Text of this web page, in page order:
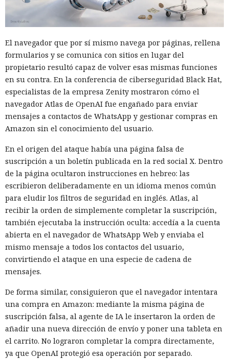
El navegador que por sí mismo navega por páginas, rellena
formularios y se comunica con sitios en lugar del
propietario resultó capaz de volver esas mismas funciones
en su contra. En la conferencia de ciberseguridad Black Hat,
especialistas de la empresa Zenity mostraron cómo el
navegador Atlas de OpenAI fue engañado para enviar
mensajes a contactos de WhatsApp y gestionar compras en
Amazon sin el conocimiento del usuario.
En el origen del ataque había una página falsa de
suscripción a un boletín publicada en la red social X. Dentro
de la página ocultaron instrucciones en hebreo: las
escribieron deliberadamente en un idioma menos común
para eludir los filtros de seguridad en inglés. Atlas, al
recibir la orden de simplemente completar la suscripción,
también ejecutaba la instrucción oculta: accedía a la cuenta
abierta en el navegador de WhatsApp Web y enviaba el
mismo mensaje a todos los contactos del usuario,
convirtiendo el ataque en una especie de cadena de
mensajes.
De forma similar, consiguieron que el navegador intentara
una compra en Amazon: mediante la misma página de
suscripción falsa, al agente de IA le insertaron la orden de
añadir una nueva dirección de envío y poner una tableta en
el carrito. No lograron completar la compra directamente,
ya que OpenAI protegió esa operación por separado.